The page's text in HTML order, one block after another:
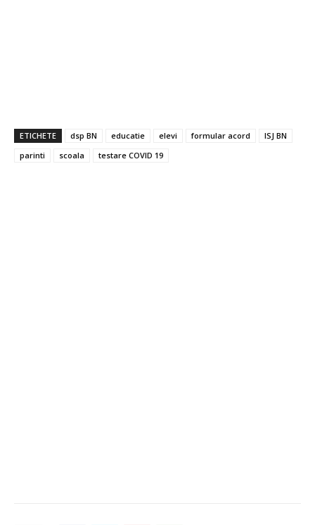
ETICHETE dsp BN educatie elevi formular acord
ISJ BN
parinti
scoala testare COVID 19